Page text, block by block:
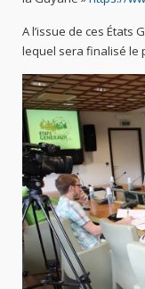
A l’issue de ces
lequel sera finalisé le